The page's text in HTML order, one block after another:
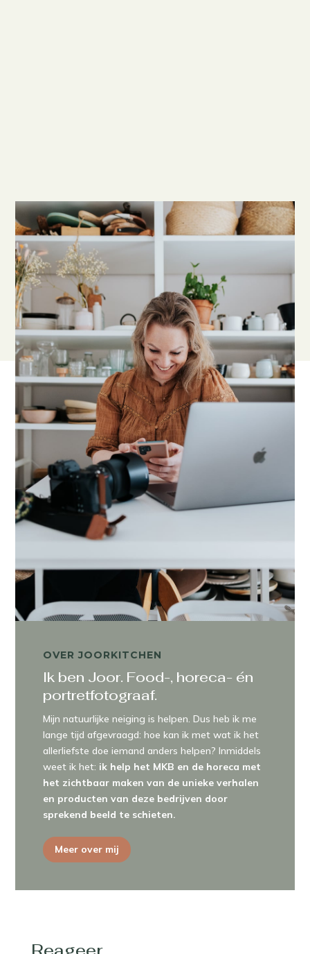
OVER JOORKITCHEN
Ik ben Joor. Food-, horeca- én
portretfotograaf.
Mijn natuurlijke neiging is helpen. Dus heb ik me
lange tijd afgevraagd: hoe kan ik met wat ik het
allerliefste doe iemand anders helpen? Inmiddels
weet ik het: ik help het MKB en de horeca met
het zichtbaar maken van de unieke verhalen
en producten van deze bedrijven door
sprekend beeld te schieten.
Meer over mij